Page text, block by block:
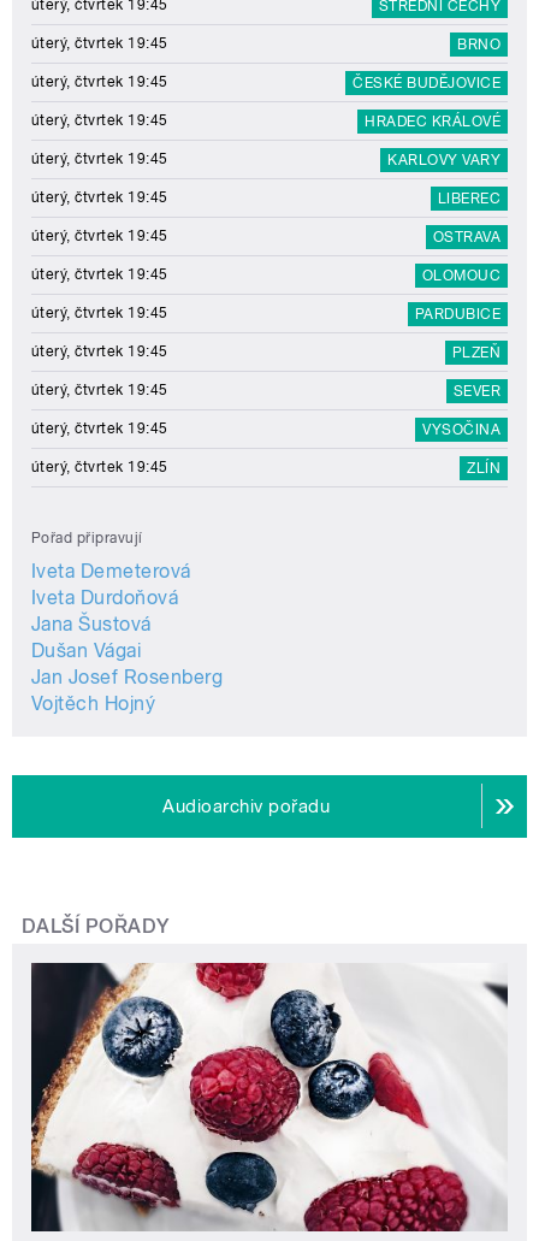
úterý, čtvrtek 19:45 STŘEDNÍ ČECHY
úterý, čtvrtek 19:45 BRNO
úterý, čtvrtek 19:45 ČESKÉ BUDĚJOVICE
úterý, čtvrtek 19:45 HRADEC KRÁLOVÉ
úterý, čtvrtek 19:45 KARLOVY VARY
úterý, čtvrtek 19:45 LIBEREC
úterý, čtvrtek 19:45 OSTRAVA
úterý, čtvrtek 19:45 OLOMOUC
úterý, čtvrtek 19:45 PARDUBICE
úterý, čtvrtek 19:45 PLZEŇ
úterý, čtvrtek 19:45 SEVER
úterý, čtvrtek 19:45 VYSOČINA
úterý, čtvrtek 19:45 ZLÍN
Pořad připravují
Iveta Demeterová
Iveta Durdoňová
Jana Šustová
Dušan Vágai
Jan Josef Rosenberg
Vojtěch Hojný
Audioarchiv pořadu
DALŠÍ POŘADY